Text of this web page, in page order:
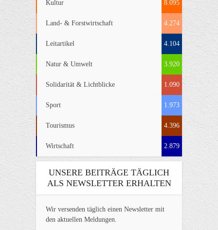
Kultur 8.095
Land- & Forstwirtschaft 4.274
Leitartikel 4.104
Natur & Umwelt 3.920
Solidarität & Lichtblicke 1.090
Sport 1.973
Tourismus 4.396
Wirtschaft 2.879
UNSERE BEITRÄGE TÄGLICH
ALS NEWSLETTER ERHALTEN
Wir versenden täglich einen Newsletter mit
den aktuellen Meldungen.